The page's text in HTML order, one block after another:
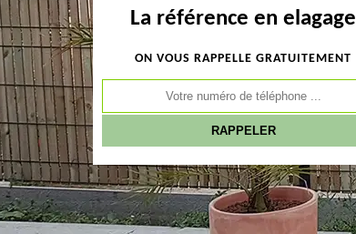
La référence en elagage
ON VOUS RAPPELLE GRATUITEMENT